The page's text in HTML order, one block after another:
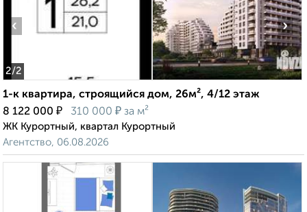
2/2
‹ ›
1-к квартира, строящийся дом, 26м², 4/12 этаж
8 122 000 ₽ 310 000 ₽ за м²
ЖК Курортный, квартал Курортный
Агентство, 06.08.2026